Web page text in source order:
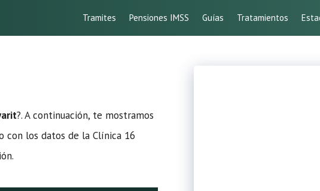
Tramites Pensiones IMSS Guías Tratamientos
?. A continuación, te mostramos
con los datos de la Clínica 16